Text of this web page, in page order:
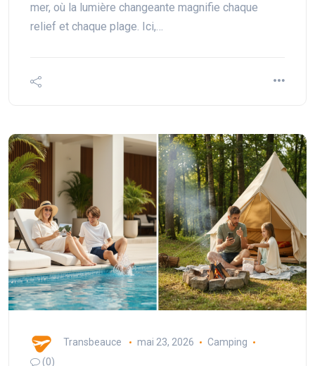
mer, où la lumière changeante magnifie chaque
relief et chaque plage. Ici,…
Transbeauce mai 23, 2026
Camping
(0)